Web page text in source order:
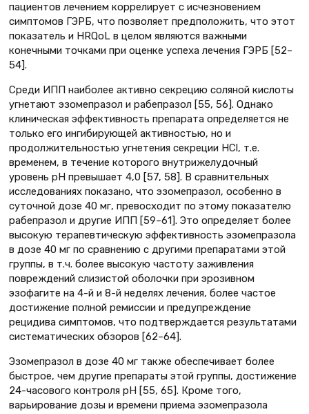
пациентов лечением коррелирует с исчезновением
симптомов ГЭРБ, что позволяет предположить, что этот
показатель и HRQoL в целом являются важными
конечными точками при оценке успеха лечения ГЭРБ [52–
54].
Среди ИПП наиболее активно секрецию соляной кислоты
угнетают эзомепразол и рабепразол [55, 56]. Однако
клиническая эффективность препарата определяется не
только его ингибирующей активностью, но и
продолжительностью угнетения секреции HCl, т.е.
временем, в течение которого внутрижелудочный
уровень рН превышает 4,0 [57, 58]. В сравнительных
исследованиях показано, что эзомепразол, особенно в
суточной дозе 40 мг, превосходит по этому показателю
рабепразол и другие ИПП [59–61]. Это определяет более
высокую терапевтическую эффективность эзомепразола
в дозе 40 мг по сравнению с другими препаратами этой
группы, в т.ч. более высокую частоту заживления
повреждений слизистой оболочки при эрозивном
эзофагите на 4-й и 8-й неделях лечения, более частое
достижение полной ремиссии и предупреждение
рецидива симптомов, что подтверждается результатами
систематических обзоров [62–64].
Эзомепразол в дозе 40 мг также обеспечивает более
быстрое, чем другие препараты этой группы, достижение
24-часового контроля рН [55, 65]. Кроме того,
варьирование дозы и времени приема эзомепразола